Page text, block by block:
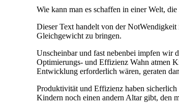
Wie kann man es schaffen in einer Welt,
Dieser Text handelt von der
Gleichgewicht zu bringen.
Unscheinbar und fast nebenbei impfen wir
Optimierungs- und Effizienz Wahn atmen
Entwicklung erforderlich wären, geraten
Produktivität und Effizienz haben
Kindern noch einen andern Altar gibt, den